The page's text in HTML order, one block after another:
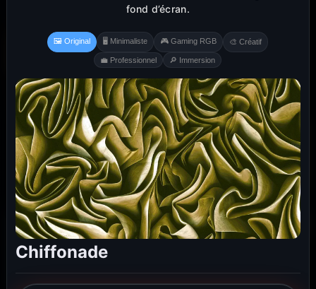
fond d’écran.
🖼️ Original 🖥️ Minimaliste 🎮 Gaming RGB 🎨 Créatif
💼 Professionnel 🔎 Immersion
Chiffonade